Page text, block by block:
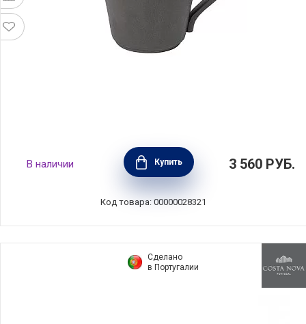
Кружка Lagoa Eco Gres 310 мл, материал
керамика, цвет серый, Costa Nova,
Португалия, 1LOC131-WHI(1LOC131-01116I)
В наличии Купить 3 560 РУБ.
Код товара: 00000028321
Сделано
в Португалии